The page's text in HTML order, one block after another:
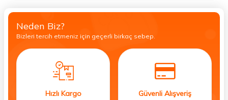
Neden Biz?
Bizleri tercih etmeniz için geçerli birkaç sebep.
Hızlı Kargo Güvenli Alışveriş